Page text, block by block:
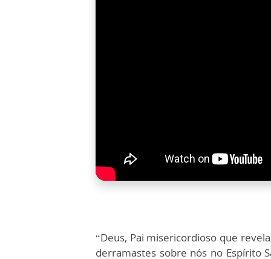
“Deus, Pai misericordioso que
derramastes sobre nós no Espírito